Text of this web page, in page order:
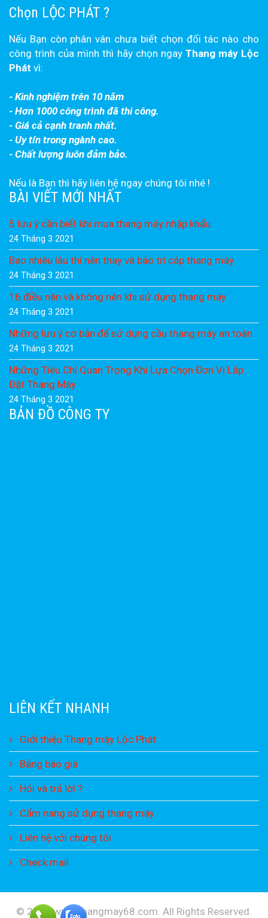
Chọn LỘC PHÁT ?
Nếu Bạn còn phân vân chưa biết chọn đối tác nào cho
công trình của mình thì hãy chọn ngay Thang máy Lộc
Phát vì:
- Kinh nghiệm trên 10 năm
- Hơn 1000 công trình đã thi công.
- Giá cả cạnh tranh nhất.
- Uy tín trong ngành cao.
- Chất lượng luôn đảm bảo.
Nếu là Bạn thì hãy liên hệ ngay chúng tôi nhé !
BÀI VIẾT MỚI NHẤT
5 lưu ý cần biết khi mua thang máy nhập khẩu
24 Tháng 3 2021
Bao nhiêu lâu thì nên thay và bảo trì cáp thang máy
24 Tháng 3 2021
16 điều nên và không nên khi sử dụng thang máy
24 Tháng 3 2021
Những lưu ý cơ bản để sử dụng cầu thang máy an toàn
24 Tháng 3 2021
Những Tiêu Chí Quan Trọng Khi Lựa Chọn Đơn Vị Lắp
Đặt Thang Máy
24 Tháng 3 2021
BẢN ĐỒ CÔNG TY
LIÊN KẾT NHANH
Giới thiệu Thang máy Lộc Phát
Bảng báo giá
Hỏi và trả lời ?
Cẩm nang sử dụng thang máy
Liên hệ với chúng tôi
Check mail
© 2021 www.thangmay68.com. All Rights Reserved